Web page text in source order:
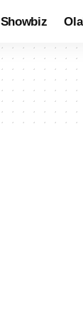
Showbiz